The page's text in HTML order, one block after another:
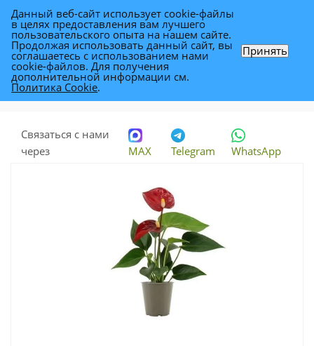
Антуриум Микра 12/40
Каталог - Растения -
Связаться с нами
через
MAX Telegram WhatsApp
Данный веб-сайт использует cookie-файлы
в целях предоставления вам лучшего
пользовательского опыта на нашем сайте.
Продолжая использовать данный сайт, вы
соглашаетесь с использованием нами
cookie-файлов. Для получения
дополнительной информации см.
Политика Cookie.
Принять